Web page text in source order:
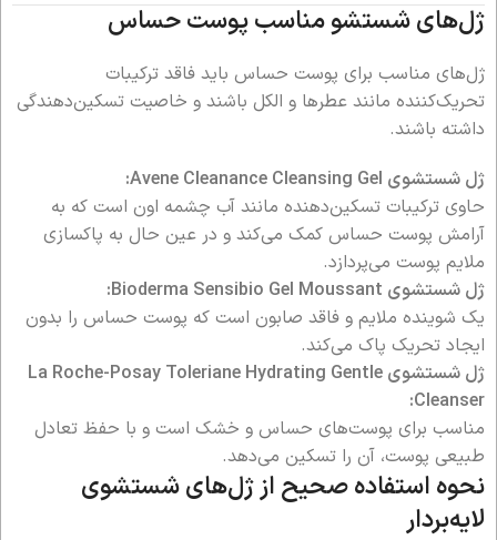
ژل‌های شستشو مناسب پوست حساس
ژل‌های مناسب برای پوست حساس باید فاقد ترکیبات
تحریک‌کننده مانند عطرها و الکل باشند و خاصیت تسکین‌دهندگی
داشته باشند.
ژل شستشوی Avene Cleanance Cleansing Gel:
حاوی ترکیبات تسکین‌دهنده مانند آب چشمه اون است که به
آرامش پوست حساس کمک می‌کند و در عین حال به پاکسازی
ملایم پوست می‌پردازد.
ژل شستشوی Bioderma Sensibio Gel Moussant:
یک شوینده ملایم و فاقد صابون است که پوست حساس را بدون
ایجاد تحریک پاک می‌کند.
ژل شستشوی La Roche-Posay Toleriane Hydrating Gentle
Cleanser:
مناسب برای پوست‌های حساس و خشک است و با حفظ تعادل
طبیعی پوست، آن را تسکین می‌دهد.
نحوه استفاده صحیح از ژل‌های شستشوی
لایه‌بردار